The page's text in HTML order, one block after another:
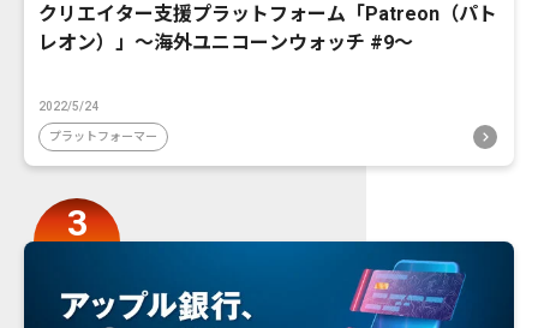
クリエイター支援プラットフォーム「Patreon（パト
レオン）」〜海外ユニコーンウォッチ #9〜
2022/5/24
プラットフォーマー